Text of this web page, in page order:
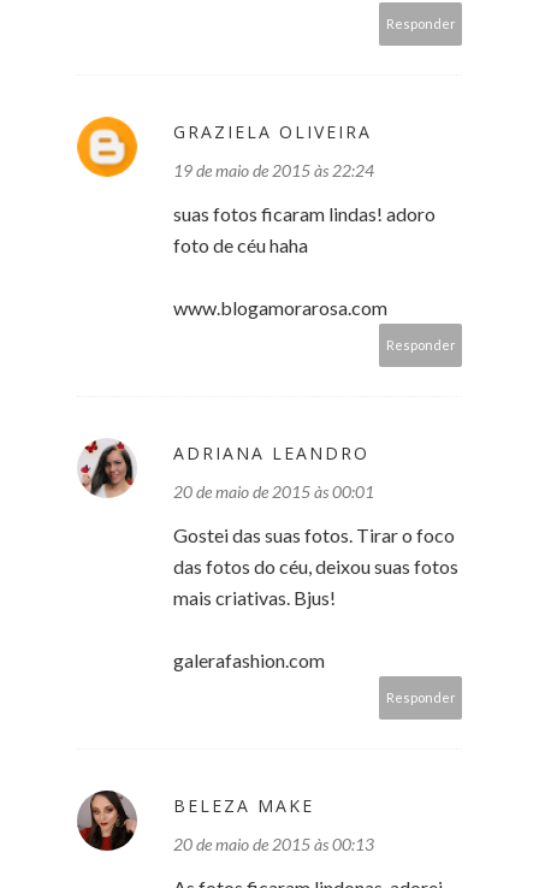
Responder
GRAZIELA OLIVEIRA
19 de maio de 2015 às 22:24
suas fotos ficaram lindas! adoro
foto de céu haha
www.blogamorarosa.com
Responder
ADRIANA LEANDRO
20 de maio de 2015 às 00:01
Gostei das suas fotos. Tirar o foco
das fotos do céu, deixou suas fotos
mais criativas. Bjus!
galerafashion.com
Responder
BELEZA MAKE
20 de maio de 2015 às 00:13